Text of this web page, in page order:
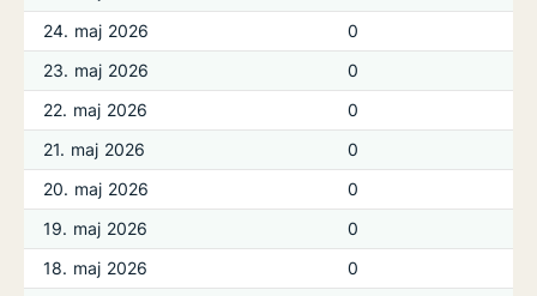
24. maj 2026
0
23. maj 2026
0
22. maj 2026
0
21. maj 2026
0
20. maj 2026
0
19. maj 2026
0
18. maj 2026
0